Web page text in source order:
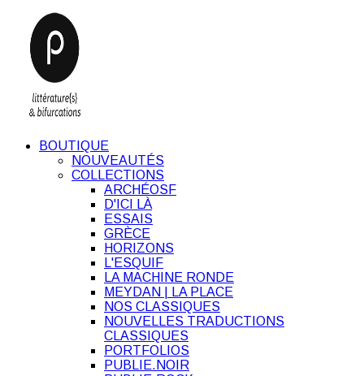
BOUTIQUE
NOUVEAUTÉS
COLLECTIONS
ARCHÉOSF
D'ICI LÀ
ESSAIS
GRÈCE
HORIZONS
L'ESQUIF
LA MACHINE RONDE
MEYDAN | LA PLACE
NOS CLASSIQUES
NOUVELLES TRADUCTIONS
CLASSIQUES
PORTFOLIOS
PUBLIE.NOIR